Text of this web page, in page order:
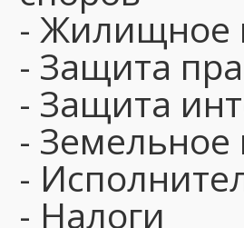
- Жилищное
- Защита
- Защита
- Земельное
-
- Налоги